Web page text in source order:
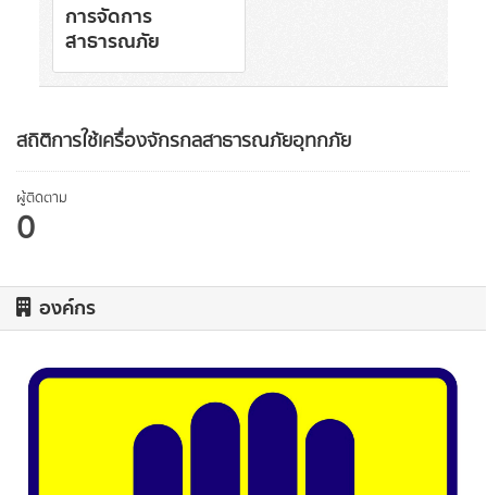
สถิติการใช้เครื่องจักรกลสาธารณภัยอุทกภัย
ผู้ติดตาม
0
องค์กร
การจัดการ
สาธารณภัย